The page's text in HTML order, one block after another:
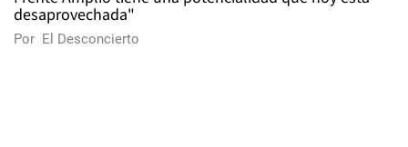
desaprovechada"
Por El Desconcierto